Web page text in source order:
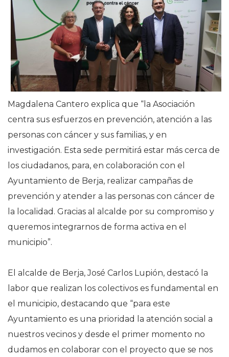
Magdalena Cantero explica que “la Asociación
centra sus esfuerzos en prevención, atención a las
personas con cáncer y sus familias, y en
investigación. Esta sede permitirá estar más cerca de
los ciudadanos, para, en colaboración con el
Ayuntamiento de Berja, realizar campañas de
prevención y atender a las personas con cáncer de
la localidad. Gracias al alcalde por su compromiso y
queremos integrarnos de forma activa en el
municipio”.
El alcalde de Berja, José Carlos Lupión, destacó la
labor que realizan los colectivos es fundamental en
el municipio, destacando que “para este
Ayuntamiento es una prioridad la atención social a
nuestros vecinos y desde el primer momento no
dudamos en colaborar con el proyecto que se nos